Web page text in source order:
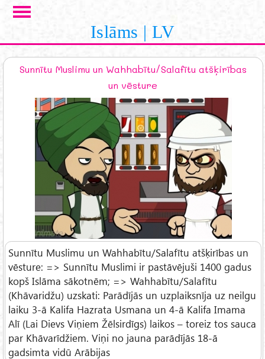
Skip to main content
Islāms | LV
Sunnītu Muslimu un Wahhabītu/Salafītu atšķirības
un vēsture
Sunnītu Muslimu un Wahhabītu/Salafītu atšķirības un
vēsture: => Sunnītu Muslimi ir pastāvējuši 1400 gadus
kopš Islāma sākotnēm; => Wahhabītu/Salafītu
(Khāvaridžu) uzskati: Parādījās un uzplaiksnīja uz neilgu
laiku 3-ā Kalifa Hazrata Usmana un 4-ā Kalifa Imama
Alī (Lai Dievs Viņiem Žēlsirdīgs) laikos – toreiz tos sauca
par Khāvarīdžiem. Viņi no jauna parādījās 18-ā
gadsimta vidū Arābijas